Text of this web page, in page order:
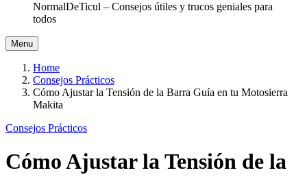
NormalDeTicul – Consejos útiles y trucos geniales para
todos
Menu
Home
Consejos Prácticos
Cómo Ajustar la Tensión de la Barra Guía en tu Motosierra
Makita
Consejos Prácticos
Cómo Ajustar la Tensión de la